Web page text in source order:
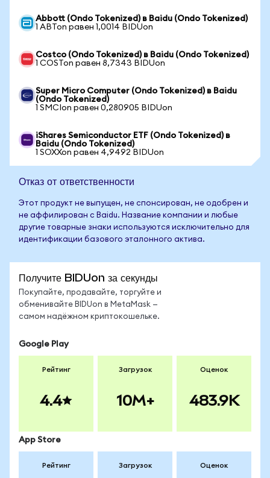
Abbott (Ondo Tokenized) в Baidu (Ondo Tokenized)
1 ABTon равен 1,0014 BIDUon
Costco (Ondo Tokenized) в Baidu (Ondo Tokenized)
1 COSTon равен 8,7343 BIDUon
Super Micro Computer (Ondo Tokenized) в Baidu
(Ondo Tokenized)
1 SMCIon равен 0,280905 BIDUon
iShares Semiconductor ETF (Ondo Tokenized) в
Baidu (Ondo Tokenized)
1 SOXXon равен 4,9492 BIDUon
Отказ от ответственности
Этот продукт не выпущен, не спонсирован, не одобрен и
не аффилирован с Baidu. Название компании и любые
другие товарные знаки используются исключительно для
идентификации базового эталонного актива.
Получите BIDUon за секунды
Покупайте, продавайте, торгуйте и
обменивайте BIDUon в MetaMask —
самом надёжном криптокошельке.
Google Play
Рейтинг
4.4
Загрузок
10M+
Оценок
483.9K
App Store
Рейтинг Загрузок Оценок